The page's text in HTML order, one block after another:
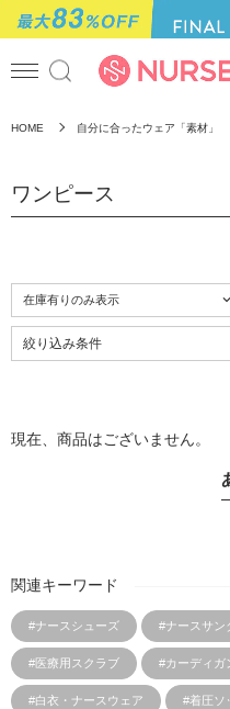
HOME 自分に合ったウェア「素材」
ワンピース
絞り込み条件
現在、商品はございません。
関連キーワード
#ナースシューズ #ナースサン
#医療用スクラブ #カーディガ
#白衣・ナースウェア #着圧ソ